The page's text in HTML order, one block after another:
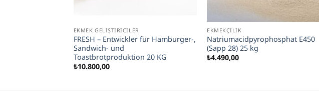
EKMEK GELIŞTIRICILER
FRESH – Entwickler für Hamburger-,
Sandwich- und
Toastbrotproduktion 20 KG
₺10.800,00
EKMEKÇILIK
Natriumacidpyrophosphat E450
(Sapp 28) 25 kg
₺4.490,00